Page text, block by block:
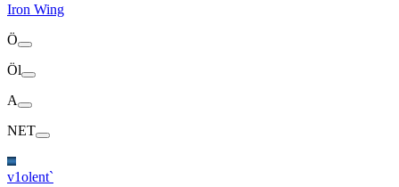
Iron Wing
Ö
Öl
A
NET
v1olent`